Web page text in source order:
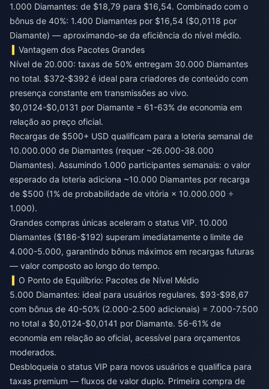
1.000 Diamantes: de $18,79 para $16,54. Combinado com o
bônus de 40%: 1.400 Diamantes por $16,54 ($0,0118 por
Diamante) — aproximando-se da eficiência do nível médio.
Vantagem dos Pacotes Grandes
Nível de 20.000: taxas de 50% entregam 30.000 Diamantes
no total. $372-$392 é ideal para criadores de conteúdo com
presença constante em transmissões ao vivo.
$0,0124-$0,0131 por Diamante = 61-63% de economia em
relação ao preço oficial.
Recargas de $500+ USD qualificam para a loteria semanal de
10.000.000 de Diamantes (requer ~26.000-38.000
Diamantes). Assumindo 1.000 participantes semanais: o valor
esperado da loteria adiciona ~10.000 Diamantes por recarga
de $500 (1% de probabilidade de vitória × 10.000.000 ÷
1.000).
Grandes compras únicas aceleram o status VIP. 10.000
Diamantes ($186-$192) superam imediatamente o limite de
4.000-5.000, garantindo bônus máximos em recargas futuras
— valor composto ao longo do tempo.
O Ponto de Equilíbrio: Pacotes de Nível Médio
5.000 Diamantes: ideal para usuários regulares. $93-$98,67
com bônus de 40-50% (2.000-2.500 adicionais) = 7.000-7.500
no total a $0,0124-$0,0141 por Diamante. 56-61% de
economia em relação ao oficial, acessível para orçamentos
moderados.
Desbloqueia o status VIP para novos usuários e qualifica para
taxas premium — fluxos de valor duplo. Primeira compra de